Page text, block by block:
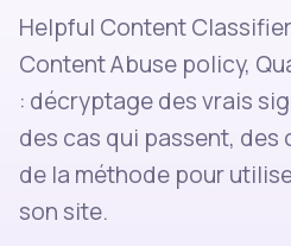
Helpful Content
Content Abuse policy,
: décryptage des vrais
des cas qui passent, des
de la méthode pour
son site.